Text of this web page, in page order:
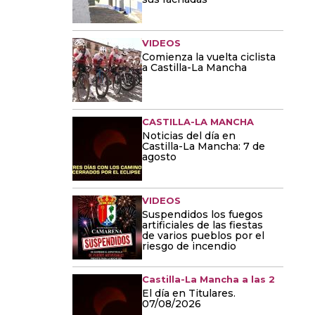
VIDEOS
Comienza la vuelta ciclista
a Castilla-La Mancha
CASTILLA-LA MANCHA
Noticias del día en
Castilla-La Mancha: 7 de
agosto
VIDEOS
Suspendidos los fuegos
artificiales de las fiestas
de varios pueblos por el
riesgo de incendio
Castilla-La Mancha a las 2
El día en Titulares.
07/08/2026